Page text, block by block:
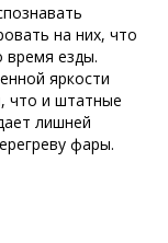
на них, что
время езды.
яркости
что и штатные
лишней
фары.